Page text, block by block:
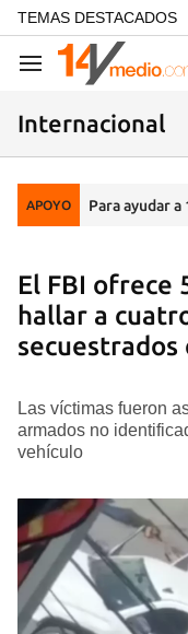
common.go-to-content
TEMAS DESTACADOS
Navegación
Internacional
APOYO Para ayudar
El FBI ofrece
hallar a
secuestrados
Las víctimas fueron
armados no
vehículo